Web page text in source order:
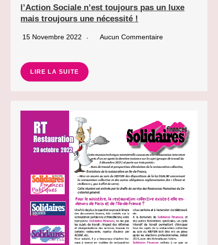
l’Action Sociale n’est toujours pas un luxe
mais troujours une nécessité !
15 Novembre 2022 Aucun Commentaire
LIRE LA SUITE